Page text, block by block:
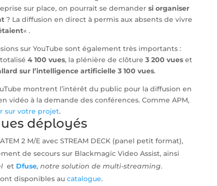
sur place, on pourrait se demander si organiser
? La diffusion en direct à permis aux absents de vivre
« .
sur YouTube sont également très importants :
4 100 vues, la plénière de clôture 3 200 vueset
sur l’intelligence artificielle 3 100 vues.
montrent l’intérêt du public pour la diffusion en
vidéo à la demande des conférences. Comme APM,
sur votre projet.
déployés
2 M/E avec STREAM DECK (panel petit format),
de secours sur Blackmagic Video Assist, ainsi
et Dfuse, notre solution de multi-streaming.
disponibles au catalogue.